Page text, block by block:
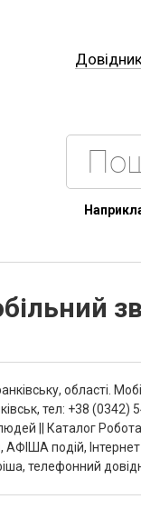
області.
тел: +38 (0342)
|| Каталог
подій,
телефонний